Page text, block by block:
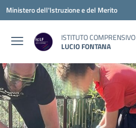
Vai ai contenuti
Vai al menu di navigazione
Vai al footer
Ministero dell'Istruzione e del Merito
ISTITUTO COMPRENSIVO
LUCIO FONTANA